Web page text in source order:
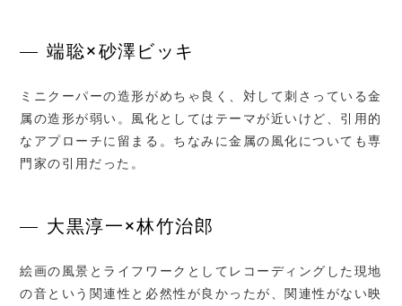
端聡×砂澤ビッキ
ミニクーパーの造形がめちゃ良く、対して刺さっている金
属の造形が弱い。風化としてはテーマが近いけど、引用的
なアプローチに留まる。ちなみに金属の風化についても専
門家の引用だった。
大黒淳一×林竹治郎
絵画の風景とライフワークとしてレコーディングした現地
の音という関連性と必然性が良かったが、関連性がない映